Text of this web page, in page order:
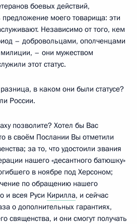
боевых действий,
моего товарища: эти
Независимо от того, кем
– добровольцами, ополченцами
– они мужеством
этот статус.
в каком они были статусе?
России.
позволите? Хотел бы Вас
в своём Послании Вы отметили
за то, что удостоили звания
нашего «десантного батюшку»
в ноябре под Херсоном;
по обращению нашего
и всея Руси Кирилла, и сейчас
о дополнительных гарантиях,
священства, и они смогут получать